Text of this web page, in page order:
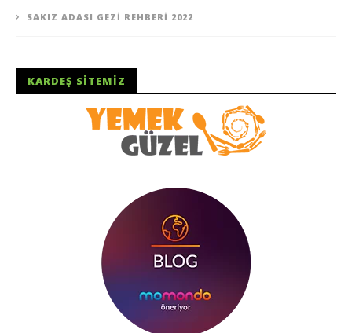
SAKIZ ADASI GEZI REHBERI 2022
KARDEŞ SITEMIZ